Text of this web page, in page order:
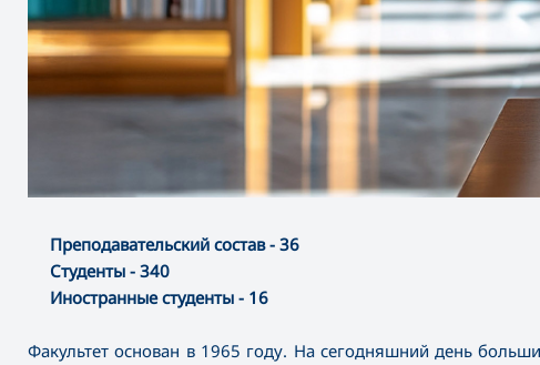
Преподавательский состав - 36
Студенты - 340
Иностранные студенты - 16
Факультет основан в 1965 году. На сегодняшний день